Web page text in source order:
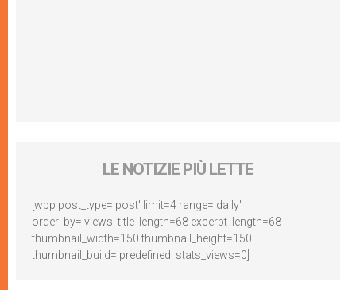
LE NOTIZIE PIÙ LETTE
[wpp post_type='post' limit=4 range='daily'
order_by='views' title_length=68 excerpt_length=68
thumbnail_width=150 thumbnail_height=150
thumbnail_build='predefined' stats_views=0]